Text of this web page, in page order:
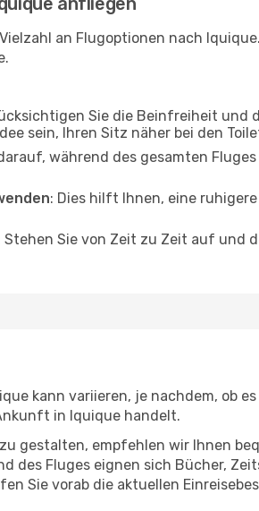
an Flugoptionen nach
Sie die Beinfreiheit und
sein, Ihren Sitz näher bei den
während des gesamten
: Dies hilft Ihnen, eine
Stehen Sie von Zeit zu Zeit auf und
kann variieren, je nachdem, ob
in Iquique handelt.
gestalten, empfehlen wir Ihnen
des Fluges eignen sich Bücher,
Sie vorab die aktuellen